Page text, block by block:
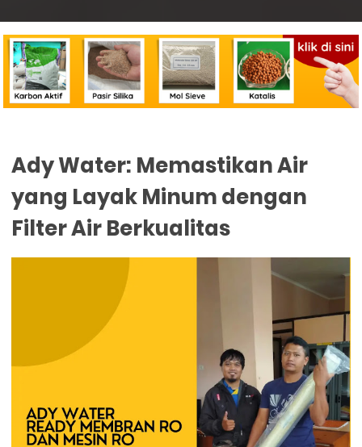
Ady Water: Memastikan Air
yang Layak Minum dengan
Filter Air Berkualitas